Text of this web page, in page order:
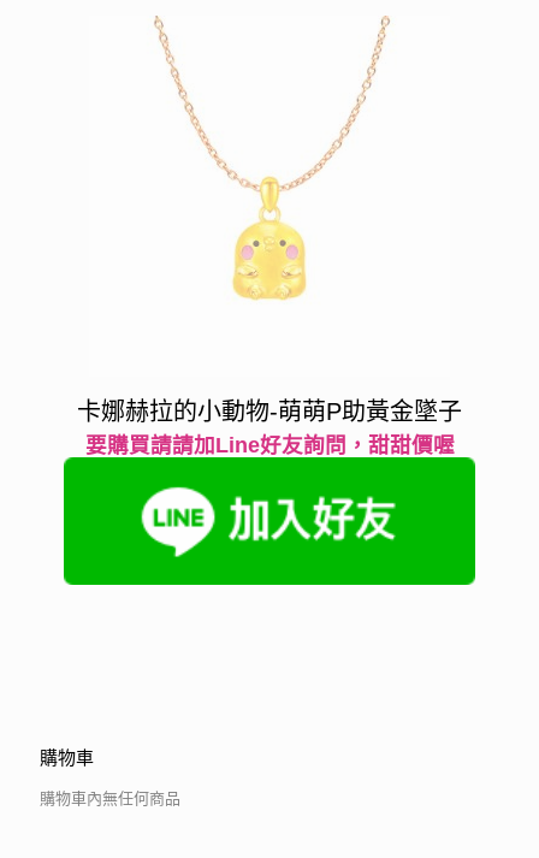
卡娜赫拉的小動物-萌萌P助黃金墜子
要購買請請加Line好友詢問，甜甜價喔
購物車
購物車內無任何商品